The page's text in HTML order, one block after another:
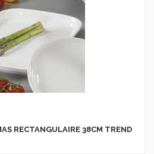
RECTANGULAIRE 38CM TREND